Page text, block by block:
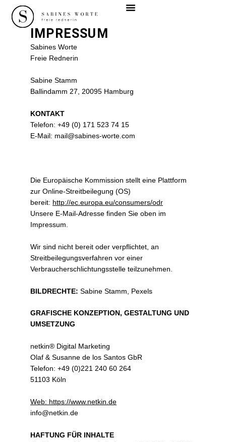
Inhalt
springen
Menü
IMPRESSUM
Sabines Worte
Freie Rednerin
Sabine Stamm
Ballindamm 27, 20095 Hamburg
KONTAKT
Telefon: +49 (0) 171 523 74 15
E-Mail: mail@sabines-worte.com
Die Europäische Kommission stellt eine Plattform
zur Online-Streitbeilegung (OS)
bereit: http://ec.europa.eu/consumers/odr
Unsere E-Mail-Adresse finden Sie oben im
Impressum.
Wir sind nicht bereit oder verpflichtet, an
Streitbeilegungsverfahren vor einer
Verbraucherschlichtungsstelle teilzunehmen.
BILDRECHTE: Sabine Stamm, Pexels
GRAFISCHE KONZEPTION, GESTALTUNG UND
UMSETZUNG
netkin® Digital Marketing
Olaf & Susanne de los Santos GbR
Telefon: +49 (0)221 240 60 264
51103 Köln
Web: https://www.netkin.de
info@netkin.de
HAFTUNG FÜR INHALTE